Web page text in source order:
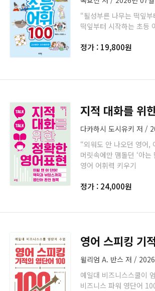
“될성부른 나무는 떡잎
떡잎부터 시작하는 초등
정가 : 19,800원
지적 대화를 위
다카하시 도시유키 저 /
“외워도 안 나오던 영어,
머릿속에만 맴돌던 ‘아는
영어 어휘력 키우기
정가 : 24,000원
영어 스피킹 기
윌리엄 A. 반스 저 /
예일대 비즈니스스쿨이
비즈니스 파워 영단어